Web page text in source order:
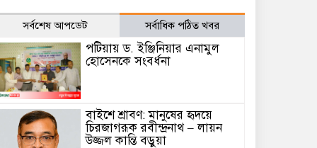
সর্বশেষ আপডেট সর্বাধিক পঠিত খবর
পটিয়ায় ড. ইঞ্জিনিয়ার এনামুল
হোসেনকে সংবর্ধনা
বাইশে শ্রাবণ: মানুষের হৃদয়ে
চিরজাগরূক রবীন্দ্রনাথ – লায়ন
উজ্জল কান্তি বড়ুয়া